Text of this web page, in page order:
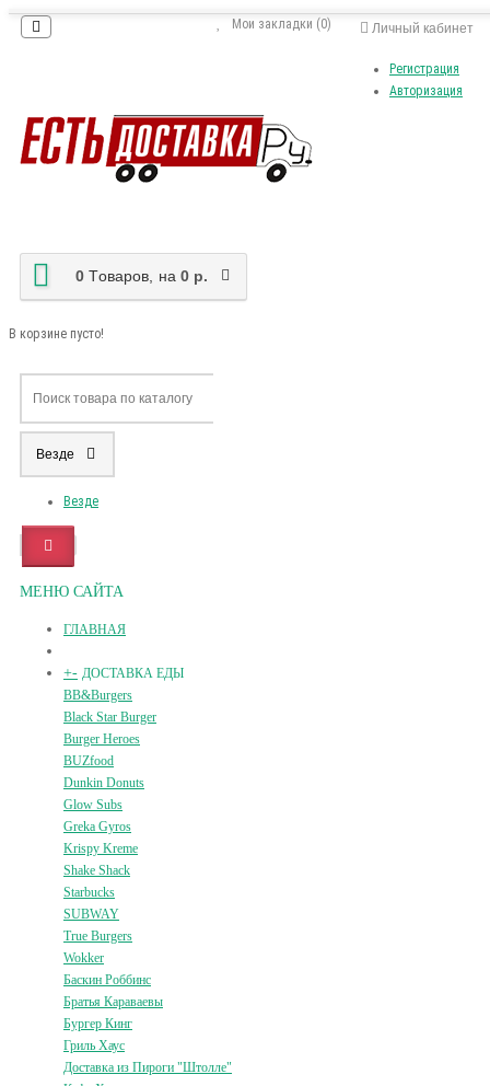
Личный кабинет
Регистрация
Авторизация
Мои закладки (0)
0 Tоваров, на 0 р.
В корзине пусто!
Везде
Везде
МЕНЮ САЙТА
ГЛАВНАЯ
+- ДОСТАВКА ЕДЫ
BB&Burgers
Black Star Burger
Burger Heroes
BUZfood
Dunkin Donuts
Glow Subs
Greka Gyros
Krispy Kreme
Shake Shack
Starbucks
SUBWAY
True Burgers
Wokker
Баскин Роббинс
Братья Караваевы
Бургер Кинг
Гриль Хаус
Доставка из Пироги "Штолле"